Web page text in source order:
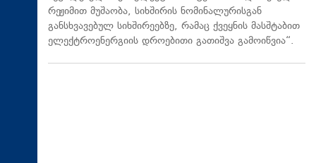
რეჟიმით მუშაობა, სიხშირის ნომინალურისგან
განსხვავებულ სიხშირეებზე, რამაც ქვეყნის მასშტაბით
ელექტროენერგიის დროებითი გათიშვა გამოიწვია“.